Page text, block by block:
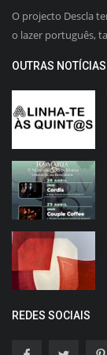
O projecto Descla
o lazer português,
OUTRAS NOTÍCIAS
REDES SOCIAIS